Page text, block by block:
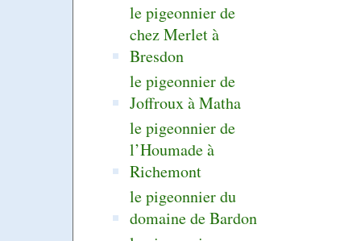
le pigeonnier de
chez Merlet à
Bresdon
le pigeonnier de
Joffroux à Matha
le pigeonnier de
l’Houmade à
Richemont
le pigeonnier du
domaine de Bardon